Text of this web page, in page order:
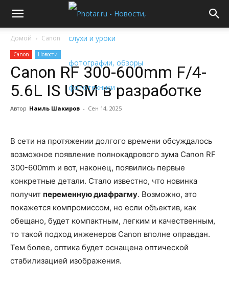
Домой Canon
Canon Новости
Canon RF 300-600mm F/4-
5.6L IS USM в разработке
Автор Наиль Шакиров - Сен 14, 2025
В сети на протяжении долгого времени обсуждалось
возможное появление полнокадрового зума Canon RF
300-600mm и вот, наконец, появились первые
конкретные детали. Стало известно, что новинка
получит переменную диафрагму. Возможно, это
покажется компромиссом, но если объектив, как
обещано, будет компактным, легким и качественным,
то такой подход инженеров Canon вполне оправдан.
Тем более, оптика будет оснащена оптической
стабилизацией изображения.